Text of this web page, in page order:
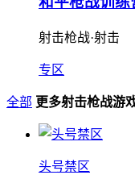
射击枪战·射击
专区
全部 更多射击枪战游
头号禁区